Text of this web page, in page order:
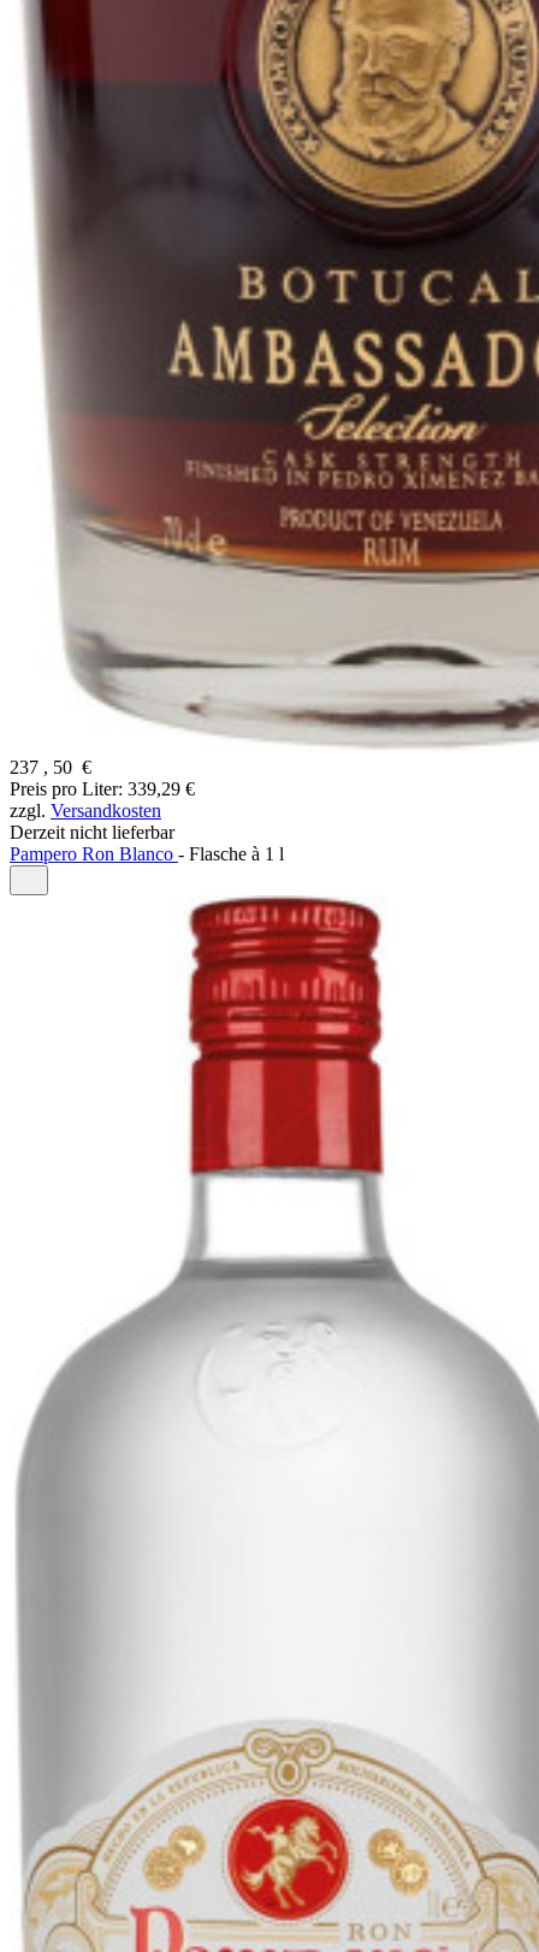
237 , 50 €
Preis pro Liter: 339,29 €
zzgl. Versandkosten
Derzeit nicht lieferbar
Pampero Ron Blanco - Flasche à 1 l